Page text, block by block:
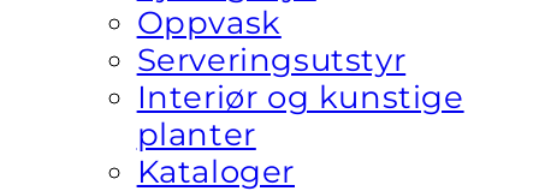
Oppvask
Serveringsutstyr
Interiør og kunstige
planter
Kataloger